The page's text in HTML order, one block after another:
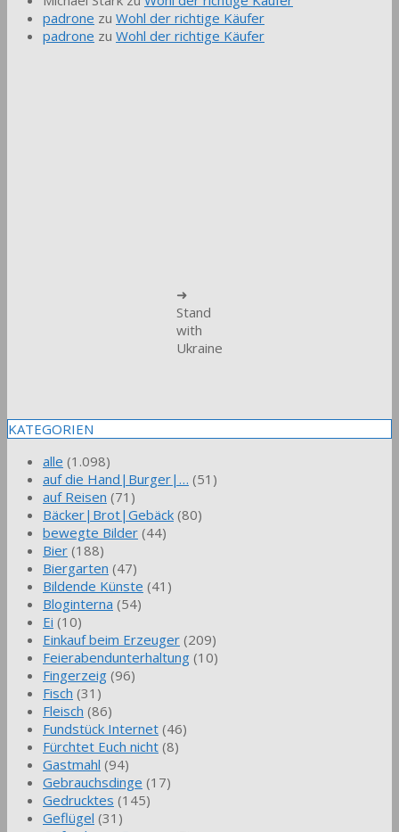
padrone zu Wohl der richtige Käufer
padrone zu Wohl der richtige Käufer
➜
Stand
with
Ukraine
KATEGORIEN
alle (1.098)
auf die Hand|Burger|… (51)
auf Reisen (71)
Bäcker|Brot|Gebäck (80)
bewegte Bilder (44)
Bier (188)
Biergarten (47)
Bildende Künste (41)
Bloginterna (54)
Ei (10)
Einkauf beim Erzeuger (209)
Feierabendunterhaltung (10)
Fingerzeig (96)
Fisch (31)
Fleisch (86)
Fundstück Internet (46)
Fürchtet Euch nicht (8)
Gastmahl (94)
Gebrauchsdinge (17)
Gedrucktes (145)
Geflügel (31)